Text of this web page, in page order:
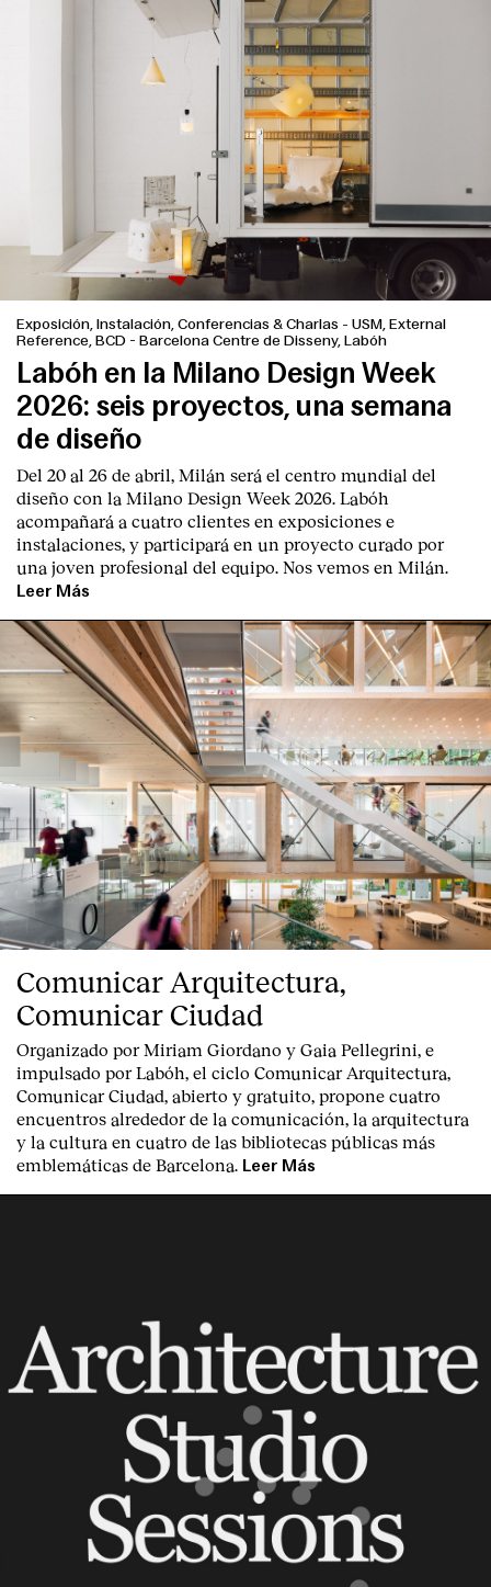
Index
Exposición, Instalación, Conferencias & Charlas - USM, External
Reference, BCD - Barcelona Centre de Disseny, Labóh
Labóh en la Milano Design Week
2026: seis proyectos, una semana
de diseño
Del 20 al 26 de abril, Milán será el centro mundial del
diseño con la Milano Design Week 2026. Labóh
acompañará a cuatro clientes en exposiciones e
instalaciones, y participará en un proyecto curado por
una joven profesional del equipo. Nos vemos en Milán.
Leer Más
Comunicar Arquitectura,
Comunicar Ciudad
Organizado por Miriam Giordano y Gaia Pellegrini, e
impulsado por Labóh, el ciclo Comunicar Arquitectura,
Comunicar Ciudad, abierto y gratuito, propone cuatro
encuentros alrededor de la comunicación, la arquitectura
y la cultura en cuatro de las bibliotecas públicas más
emblemáticas de Barcelona. Leer Más